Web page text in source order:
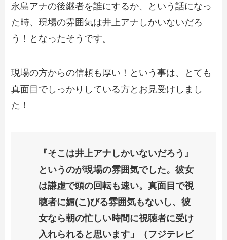
永島アナの後継者を誰にするか、という話になっ
た時、現場の雰囲気は井上アナしかいないだろ
う！となったそうです。
現場の方からの信頼も厚い！という事は、とても
真面目でしっかりしている方とお見受けしまし
た！
『そこは井上アナしかいないだろう』
というのが現場の雰囲気でした。彼女
は謙虚で頭の回転も速い。真面目で視
聴者に媚(こ)びる雰囲気もないし、彼
女なら朝の忙しい時間に視聴者に受け
入れられると思います」（フジテレビ